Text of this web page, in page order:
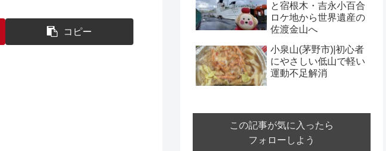
コピー
と宿根木・吉永小百合
ロケ地から世界遺産の
佐渡金山へ
小泉山(茅野市)|初心者
にやさしい低山で軽い
運動不足解消
この記事が気に入ったら
フォローしよう